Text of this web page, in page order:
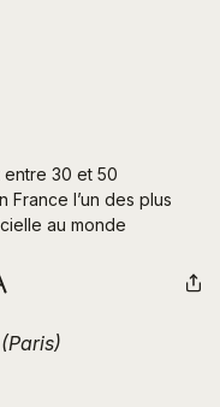
entre 30 et 50
France l’un des plus
au monde